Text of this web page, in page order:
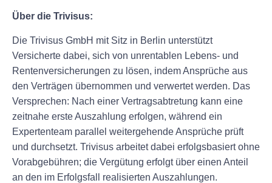
Über die Trivisus:
Die Trivisus GmbH mit Sitz in Berlin unterstützt
Versicherte dabei, sich von unrentablen Lebens- und
Rentenversicherungen zu lösen, indem Ansprüche aus
den Verträgen übernommen und verwertet werden. Das
Versprechen: Nach einer Vertragsabtretung kann eine
zeitnahe erste Auszahlung erfolgen, während ein
Expertenteam parallel weitergehende Ansprüche prüft
und durchsetzt. Trivisus arbeitet dabei erfolgsbasiert ohne
Vorabgebühren; die Vergütung erfolgt über einen Anteil
an den im Erfolgsfall realisierten Auszahlungen.